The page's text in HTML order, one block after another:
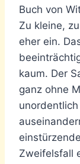
Buch von
Zu kleine,
eher ein.
kaum. Der
ganz ohne
Zweifelsfall